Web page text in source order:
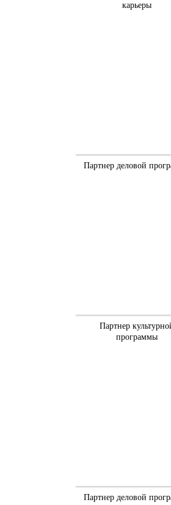
карьеры
Партнер деловой
Партнер
программы
Партнер деловой